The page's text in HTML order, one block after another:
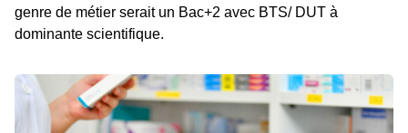
genre de métier serait un Bac+2 avec BTS/ DUT à
dominante scientifique.